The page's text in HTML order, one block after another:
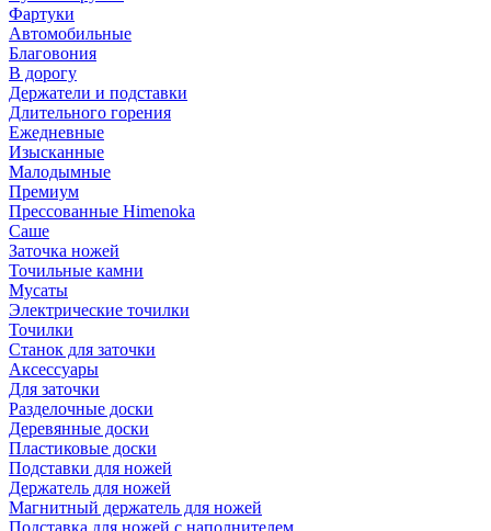
Фартуки
Автомобильные
Благовония
В дорогу
Держатели и подставки
Длительного горения
Ежедневные
Изысканные
Малодымные
Премиум
Прессованные Himenoka
Саше
Заточка ножей
Точильные камни
Мусаты
Электрические точилки
Точилки
Станок для заточки
Аксессуары
Для заточки
Разделочные доски
Деревянные доски
Пластиковые доски
Подставки для ножей
Держатель для ножей
Магнитный держатель для ножей
Подставка для ножей с наполнителем